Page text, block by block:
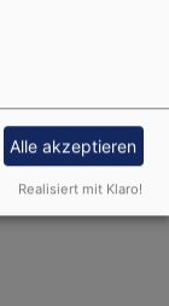
der
Alle akzeptieren
Realisiert mit Klaro!